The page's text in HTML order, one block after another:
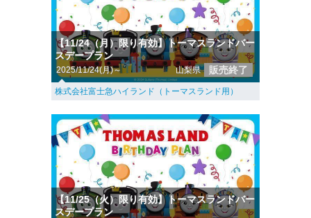
【11/24（月）限り有効】トーマスランドバー
スデープラン
2025/11/24(月)～ 山梨県 販売終了
株式会社富士急ハイランド（トーマスランド用）
【11/25（火）限り有効】トーマスランドバー
スデープラン